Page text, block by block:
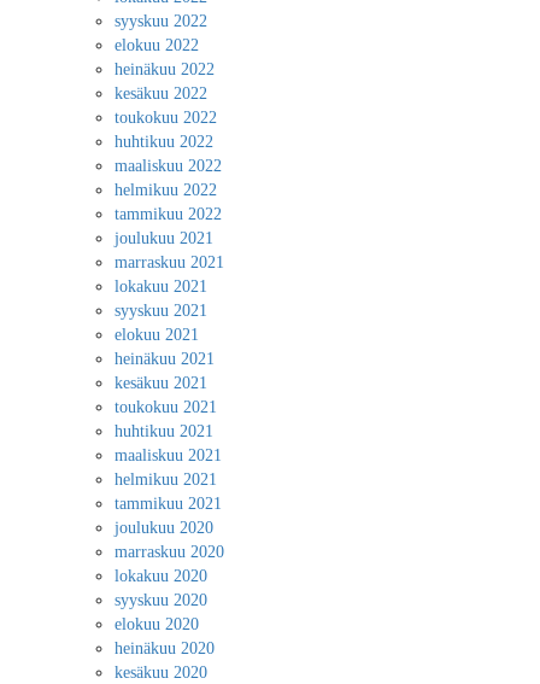
syyskuu 2022
elokuu 2022
heinäkuu 2022
kesäkuu 2022
toukokuu 2022
huhtikuu 2022
maaliskuu 2022
helmikuu 2022
tammikuu 2022
joulukuu 2021
marraskuu 2021
lokakuu 2021
syyskuu 2021
elokuu 2021
heinäkuu 2021
kesäkuu 2021
toukokuu 2021
huhtikuu 2021
maaliskuu 2021
helmikuu 2021
tammikuu 2021
joulukuu 2020
marraskuu 2020
lokakuu 2020
syyskuu 2020
elokuu 2020
heinäkuu 2020
kesäkuu 2020